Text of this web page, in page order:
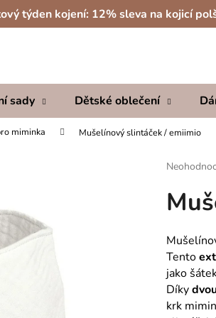
týden kojení: 12% sleva na kojicí
sady Dětské oblečení
miminka Mušelínový slintáček / emiimio
Průměrné
produktu
je
z
5
hvězdiček.
Tento
jako
Díky
krk
Co potřebujete najít?
HLEDAT